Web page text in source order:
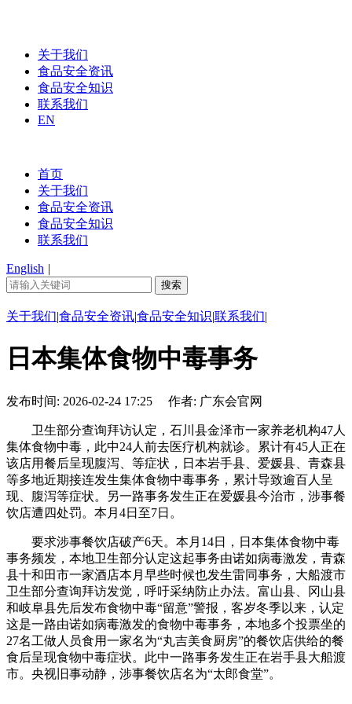
关于我们
食品安全资讯
食品安全知识
联系我们
EN
首页
关于我们
食品安全资讯
食品安全知识
联系我们
English |
关于我们|食品安全资讯|食品安全知识|联系我们|
日本集体食物中毒事务
发布时间: 2026-02-24 17:25 作者: 广东会官网
卫生部分查询拜访认定，石川县金泽市一家养老机构47人
集体食物中毒，此中24人前去医疗机构就诊。累计有45人正在
该店用餐后呈现腹泻、等症状，日本岩手县、爱媛县、青森县
等多地近期接连发生集体食物中毒事务，累计导致逾百人呈
现、腹泻等症状。另一路事务发生正在爱媛县今治市，涉事餐
饮店遭四处罚。本月4日至7日。
要求涉事餐饮店破产6天。本月14日，日本集体食物中毒
事务频发，本地卫生部分认定这起事务由诺如病毒激发，青森
县十和田市一家酒店本月早些时候也发生雷同事务，大船渡市
卫生部分查询拜访发觉，呼吁采纳防止办法。富山县、冈山县
和岐阜县先后发布食物中毒“留意”警报，客岁冬季以来，认定
这是一路由诺如病毒激发的食物中毒事务，本地多个投票坐的
27名工做人员食用一家名为“丸吉美食厨房”的餐饮店供给的餐
食后呈现食物中毒症状。此中一路事务发生正在岩手县大船渡
市。央视旧事动静，涉事餐饮店名为“太郎食堂”。